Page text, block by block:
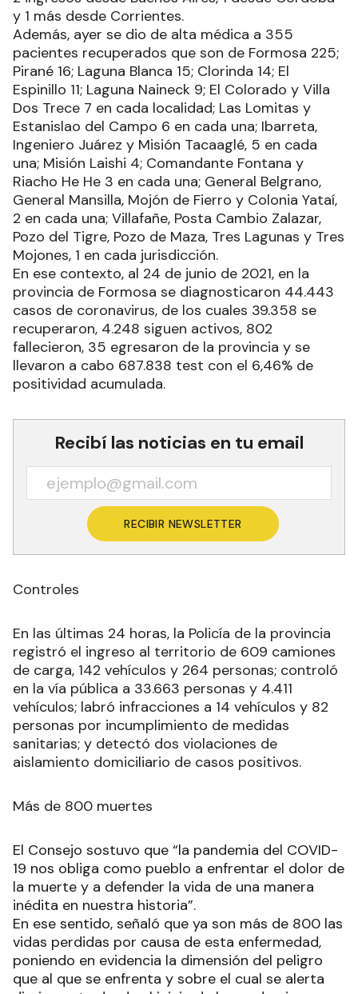
y 1 más desde Corrientes.
Además, ayer se dio de alta médica a 355
pacientes recuperados que son de Formosa 225;
Pirané 16; Laguna Blanca 15; Clorinda 14; El
Espinillo 11; Laguna Naineck 9; El Colorado y Villa
Dos Trece 7 en cada localidad; Las Lomitas y
Estanislao del Campo 6 en cada una; Ibarreta,
Ingeniero Juárez y Misión Tacaaglé, 5 en cada
una; Misión Laishi 4; Comandante Fontana y
Riacho He He 3 en cada una; General Belgrano,
General Mansilla, Mojón de Fierro y Colonia Yataí,
2 en cada una; Villafañe, Posta Cambio Zalazar,
Pozo del Tigre, Pozo de Maza, Tres Lagunas y Tres
Mojones, 1 en cada jurisdicción.
En ese contexto, al 24 de junio de 2021, en la
provincia de Formosa se diagnosticaron 44.443
casos de coronavirus, de los cuales 39.358 se
recuperaron, 4.248 siguen activos, 802
fallecieron, 35 egresaron de la provincia y se
llevaron a cabo 687.838 test con el 6,46% de
positividad acumulada.
Recibí las noticias en tu email
RECIBIR NEWSLETTER
Controles
En las últimas 24 horas, la Policía de la provincia
registró el ingreso al territorio de 609 camiones
de carga, 142 vehículos y 264 personas; controló
en la vía pública a 33.663 personas y 4.411
vehículos; labró infracciones a 14 vehículos y 82
personas por incumplimiento de medidas
sanitarias; y detectó dos violaciones de
aislamiento domiciliario de casos positivos.
Más de 800 muertes
El Consejo sostuvo que “la pandemia del COVID-
19 nos obliga como pueblo a enfrentar el dolor de
la muerte y a defender la vida de una manera
inédita en nuestra historia”.
En ese sentido, señaló que ya son más de 800 las
vidas perdidas por causa de esta enfermedad,
poniendo en evidencia la dimensión del peligro
que al que se enfrenta y sobre el cual se alerta